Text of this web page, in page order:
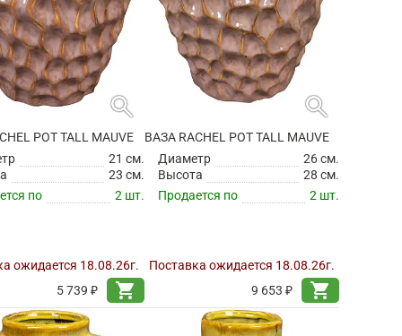
search
POT TALL MAUVE
21 см.
23 см.
по
2 шт.
ожидается 18.08.26г.
5 739 ₽
shopping_cart
search
ВАЗА RACHEL POT TALL MAUVE
Диаметр
26 см.
Высота
28 см.
Продается по
2 шт.
Поставка ожидается 18.08.26г.
9 653 ₽
shopping_cart